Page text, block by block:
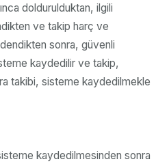
doldurulduktan, ilgili
ve takip harç ve
sonra, güvenli
kaydedilir ve takip,
takibi, sisteme kaydedilmekle
kaydedilmesinden sonra